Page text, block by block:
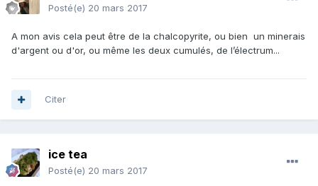
Posté(e) 20 mars 2017
A mon avis cela peut être de la chalcopyrite, ou bien un minerais
d'argent ou d'or, ou même les deux cumulés, de l’électrum...
Citer
ice tea
Posté(e) 20 mars 2017